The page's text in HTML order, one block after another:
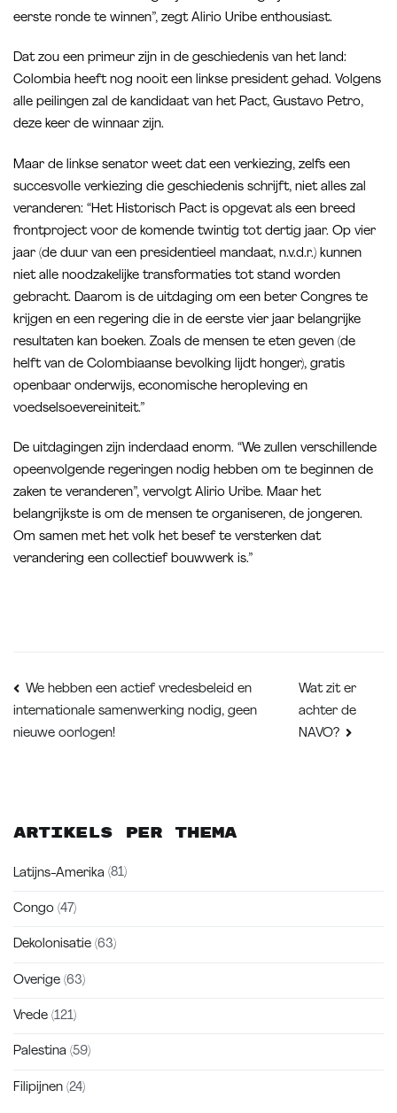
eerste ronde te winnen”, zegt Alirio Uribe enthousiast.
Dat zou een primeur zijn in de geschiedenis van het land:
Colombia heeft nog nooit een linkse president gehad. Volgens
alle peilingen zal de kandidaat van het Pact, Gustavo Petro,
deze keer de winnaar zijn.
Maar de linkse senator weet dat een verkiezing, zelfs een
succesvolle verkiezing die geschiedenis schrijft, niet alles zal
veranderen: “Het Historisch Pact is opgevat als een breed
frontproject voor de komende twintig tot dertig jaar. Op vier
jaar (de duur van een presidentieel mandaat, n.v.d.r.) kunnen
niet alle noodzakelijke transformaties tot stand worden
gebracht. Daarom is de uitdaging om een beter Congres te
krijgen en een regering die in de eerste vier jaar belangrijke
resultaten kan boeken. Zoals de mensen te eten geven (de
helft van de Colombiaanse bevolking lijdt honger), gratis
openbaar onderwijs, economische heropleving en
voedselsoevereiniteit.”
De uitdagingen zijn inderdaad enorm. “We zullen verschillende
opeenvolgende regeringen nodig hebben om te beginnen de
zaken te veranderen”, vervolgt Alirio Uribe. Maar het
belangrijkste is om de mensen te organiseren, de jongeren.
Om samen met het volk het besef te versterken dat
verandering een collectief bouwwerk is.”
Bericht
navigatie
We hebben een actief vredesbeleid en
internationale samenwerking nodig, geen
nieuwe oorlogen!
Wat zit er
achter de
NAVO?
Artikels per thema
Latijns-Amerika (81)
Congo (47)
Dekolonisatie (63)
Overige (63)
Vrede (121)
Palestina (59)
Filipijnen (24)